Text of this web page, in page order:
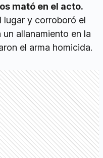
mató en el acto.
lugar y corroboró el
allanamiento en la
el arma homicida.